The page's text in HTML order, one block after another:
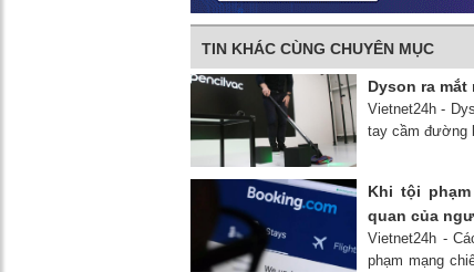
TIN KHÁC CÙNG CHUYÊN MỤC
Dyson ra
Vietnet24h -
tay cầm đường
Khi tội
quan của
Vietnet24h -
phạm mạng